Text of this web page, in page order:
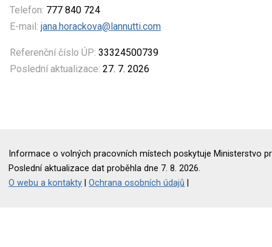
Telefon: 777 840 724
E-mail: jana.horackova@lannutti.com
Referenční číslo ÚP: 33324500739
Poslední aktualizace: 27. 7. 2026
Informace o volných pracovních místech poskytuje Ministerstvo
Poslední aktualizace dat proběhla dne 7. 8. 2026.
O webu a kontakty |Ochrana osobních údajů